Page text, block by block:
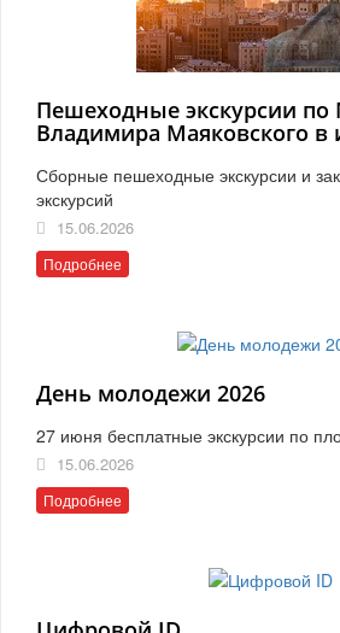
Пешеходные экскурсии по
Владимира Маяковского в
Сборные пешеходные экскурсии и
экскурсий
15.06.2026
Подробнее
День молодежи 2026
27 июня бесплатные экскурсии по
15.06.2026
Подробнее